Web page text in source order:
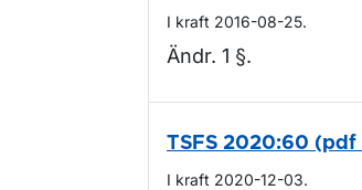
I kraft 2016-08-25.
Ändr. 1 §.
TSFS 2020:60 (pdf
I kraft 2020-12-03.